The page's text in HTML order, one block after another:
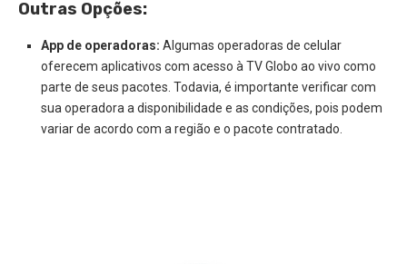
Outras Opções:
App de operadoras: Algumas operadoras de celular
oferecem aplicativos com acesso à TV Globo ao vivo como
parte de seus pacotes. Todavia, é importante verificar com
sua operadora a disponibilidade e as condições, pois podem
variar de acordo com a região e o pacote contratado.